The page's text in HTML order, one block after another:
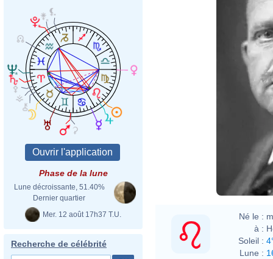
Phase de la lune
Lune décroissante, 51.40%
Dernier quartier
Mer. 12 août 17h37 T.U.
Recherche de célébrité
Né le :
à :
Soleil :
Lune :